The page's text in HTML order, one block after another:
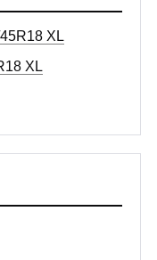
XL
XL